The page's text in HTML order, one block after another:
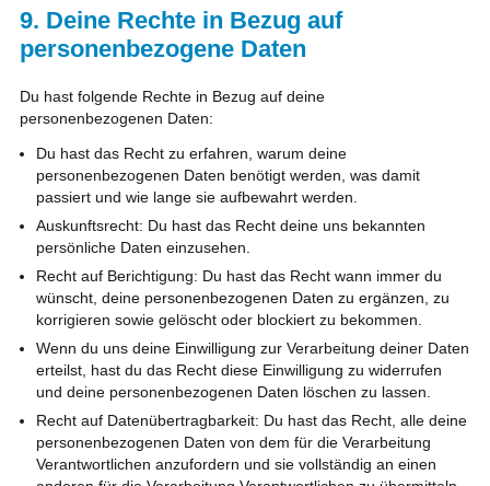
9. Deine Rechte in Bezug auf
personenbezogene Daten
Du hast folgende Rechte in Bezug auf deine
personenbezogenen Daten:
Du hast das Recht zu erfahren, warum deine
personenbezogenen Daten benötigt werden, was damit
passiert und wie lange sie aufbewahrt werden.
Auskunftsrecht: Du hast das Recht deine uns bekannten
persönliche Daten einzusehen.
Recht auf Berichtigung: Du hast das Recht wann immer du
wünscht, deine personenbezogenen Daten zu ergänzen, zu
korrigieren sowie gelöscht oder blockiert zu bekommen.
Wenn du uns deine Einwilligung zur Verarbeitung deiner Daten
erteilst, hast du das Recht diese Einwilligung zu widerrufen
und deine personenbezogenen Daten löschen zu lassen.
Recht auf Datenübertragbarkeit: Du hast das Recht, alle deine
personenbezogenen Daten von dem für die Verarbeitung
Verantwortlichen anzufordern und sie vollständig an einen